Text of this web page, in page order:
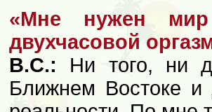
«Мне нужен
двухчасовой
В.С.: Ни того, ни
Ближнем Востоке и